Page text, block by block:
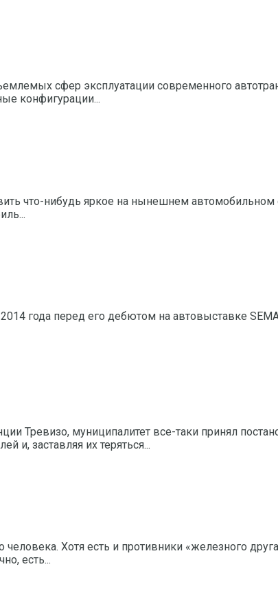
сфер эксплуатации современного
конфигурации...
что-нибудь яркое на нынешнем
года перед его дебютом на автовыставке
Тревизо, муниципалитет все-таки принял
и, заставляя их теряться...
Хотя есть и противники «железного
есть...